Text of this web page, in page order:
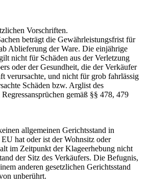
Vorschriften.
beträgt die Gewährleistungsfrist für
Ablieferung der Ware. Die einjährige
nicht für Schäden aus der Verletzung
oder der Gesundheit, die der Verkäufer
verursachte, und nicht für grob fahrlässig
Schäden bzw. Arglist des
gemäß §§ 478, 479
allgemeinen Gerichtsstand in
hat oder ist der Wohnsitz oder
im Zeitpunkt der Klageerhebung nicht
der Sitz des Verkäufers. Die Befugnis,
anderen gesetzlichen Gerichtsstand
unberührt.